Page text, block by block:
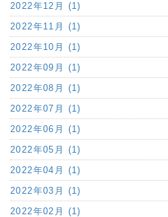
2022年12月 (1)
2022年11月 (1)
2022年10月 (1)
2022年09月 (1)
2022年08月 (1)
2022年07月 (1)
2022年06月 (1)
2022年05月 (1)
2022年04月 (1)
2022年03月 (1)
2022年02月 (1)